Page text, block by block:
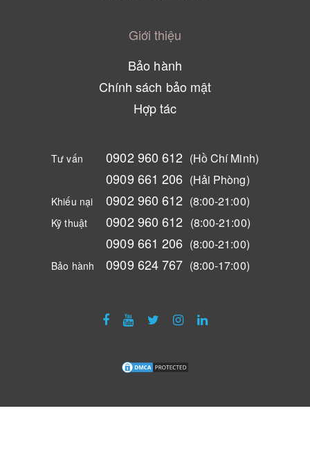
Giới thiệu
Bảo hành
Chính sách bảo mật
Hợp tác
Tư vấn 0902 960 612 (Hồ Chí Minh)
0909 661 206 (Hải Phòng)
Khiếu nại 0902 960 612 (8:00-21:00)
Kỹ thuật 0902 960 612 (8:00-21:00)
0909 661 206 (8:00-21:00)
Bảo hành 0909 624 767 (8:00-17:00)